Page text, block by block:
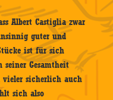
Albert Castiglia zwar
guter und
ist für sich
seiner Gesamtheit
vieler sicherlich auch
sich also